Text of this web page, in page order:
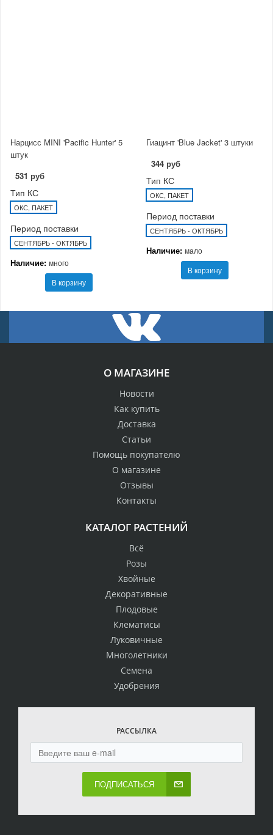
Нарцисс MINI 'Pacific Hunter' 5
штук
531 руб
Тип КС
ОКС, ПАКЕТ
Период поставки
СЕНТЯБРЬ - ОКТЯБРЬ
Наличие: много
В корзину
Гиацинт 'Blue Jacket' 3 штуки
344 руб
Тип КС
ОКС, ПАКЕТ
Период поставки
СЕНТЯБРЬ - ОКТЯБРЬ
Наличие: мало
В корзину
О МАГАЗИНЕ
Новости
Как купить
Доставка
Статьи
Помощь покупателю
О магазине
Отзывы
Контакты
КАТАЛОГ РАСТЕНИЙ
Всё
Розы
Хвойные
Декоративные
Плодовые
Клематисы
Луковичные
Многолетники
Семена
Удобрения
РАССЫЛКА
ПОДПИСАТЬСЯ